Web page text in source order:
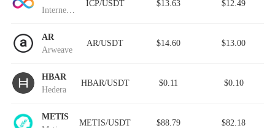
ICP/USDT $13.63 $12.49
AR
Arweave
AR/USDT $14.60 $13.00
HBAR
Hedera
HBAR/USDT $0.11 $0.10
METIS
METIS/USDT $88.79 $82.18